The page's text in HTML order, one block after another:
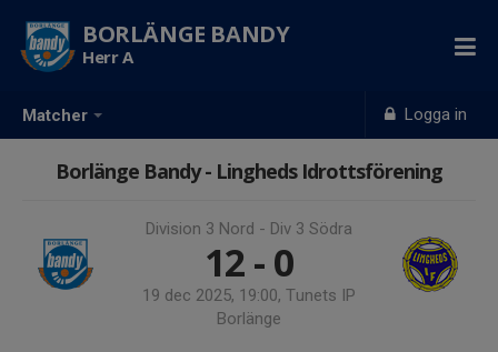
Matcher Logga in
BORLÄNGE BANDY
Herr A
Borlänge Bandy - Lingheds Idrottsförening
Division 3 Nord - Div 3 Södra
12 - 0
19 dec 2025, 19:00, Tunets IP
Borlänge